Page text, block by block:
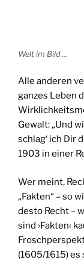
Welt im Bild …
Alle anderen
ganzes Leben
Gewalt: „Und
schlag‘ ich Dir
1903 in einer
Wer meint,
„Fakten“ – so
desto Recht –
sind ›Fakten‹
(1605/1615)